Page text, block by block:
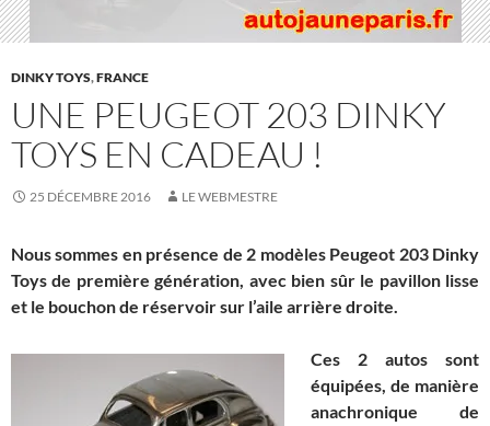
DINKY TOYS,FRANCE
UNE PEUGEOT 203 DINKY
TOYS EN CADEAU !
25 DÉCEMBRE 2016 LE WEBMESTRE
Nous sommes en présence de 2 modèles Peugeot 203 Dinky
Toys de première génération, avec bien sûr le pavillon lisse
et le bouchon de réservoir sur l’aile arrière droite.
Ces 2 autos sont
équipées, de manière
anachronique de